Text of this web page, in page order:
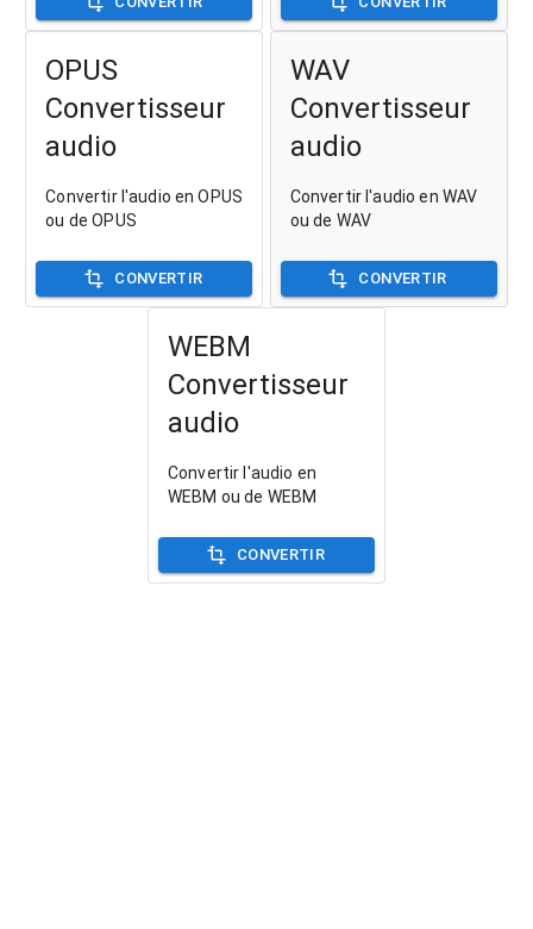
OPUS
Convertisseur
audio
Convertir l'audio en OPUS
ou de OPUS
CONVERTIR
WAV
Convertisseur
audio
Convertir l'audio en WAV
ou de WAV
CONVERTIR
WEBM
Convertisseur
audio
Convertir l'audio en
WEBM ou de WEBM
CONVERTIR